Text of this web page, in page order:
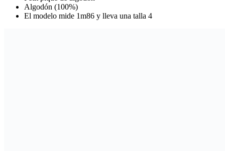
Algodón (100%)
El modelo mide 1m86 y lleva una talla 4